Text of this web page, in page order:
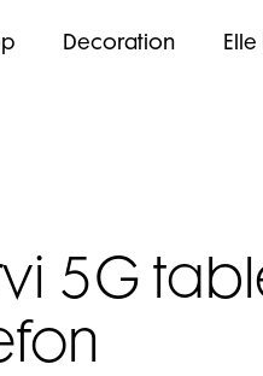
Decoration
5G